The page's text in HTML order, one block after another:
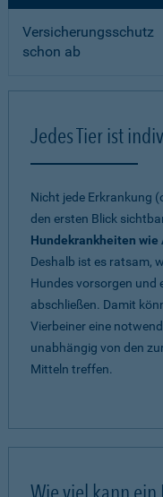
Versicherungsschutz
schon ab
Jedes Tier ist
Nicht jede Erkrankung
den ersten Blick
Hundekrankheiten wie
Deshalb ist es ratsam,
Hundes vorsorgen und
abschließen. Damit
Vierbeiner eine
unabhängig von den
Mitteln treffen.